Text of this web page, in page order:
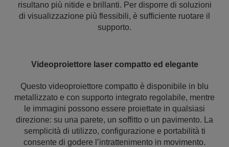
risultano più nitide e brillanti. Per disporre di soluzioni
di visualizzazione più flessibili, è sufficiente ruotare il
supporto.
Videoproiettore laser compatto ed elegante
Questo videoproiettore compatto è disponibile in blu
metallizzato e con supporto integrato regolabile, mentre
le immagini possono essere proiettate in qualsiasi
direzione: su una parete, un soffitto o un pavimento. La
semplicità di utilizzo, configurazione e portabilità ti
consente di godere l’intrattenimento in movimento.